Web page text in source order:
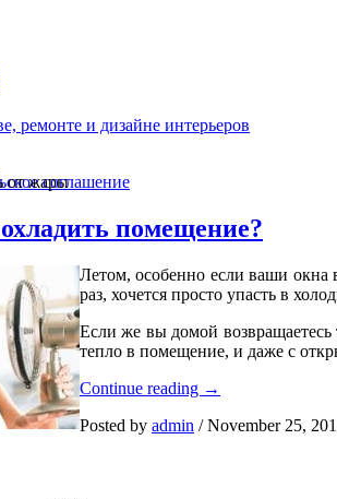
ремонте и дизайне интерьеров
соглашение
от жары
помещение?
Летом, особенно если ваши окна
раз, хочется просто упасть в
Если же вы домой возвращаетесь
тепло в помещение, и даже с
Continue reading Как
жару
→
Posted by admin / November 25,